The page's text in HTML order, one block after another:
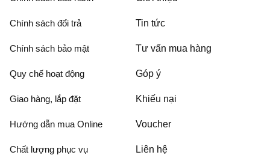
Chính sách đổi trả
Chính sách bảo mật
Quy chế hoạt động
Giao hàng, lắp đặt
Hướng dẫn mua Online
Chất lượng phục vụ
Tin tức
Tư vấn mua hàng
Góp ý
Khiếu nại
Voucher
Liên hệ